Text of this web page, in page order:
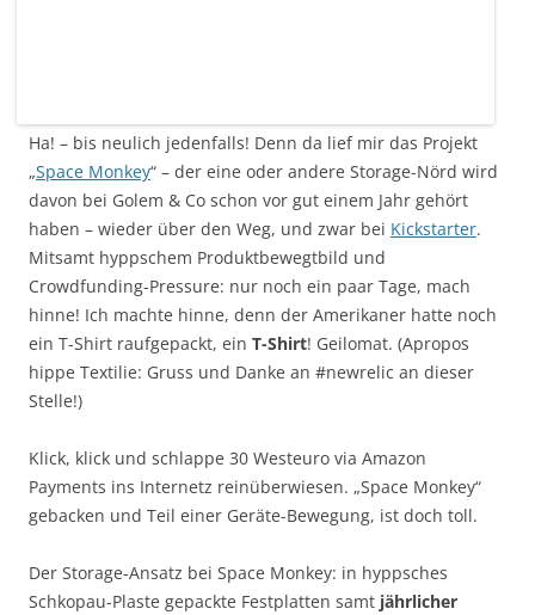
Ha! – bis neulich jedenfalls! Denn da lief mir das Projekt
„Space Monkey“ – der eine oder andere Storage-Nörd wird
davon bei Golem & Co schon vor gut einem Jahr gehört
haben – wieder über den Weg, und zwar bei Kickstarter.
Mitsamt hyppschem Produktbewegtbild und
Crowdfunding-Pressure: nur noch ein paar Tage, mach
hinne! Ich machte hinne, denn der Amerikaner hatte noch
ein T-Shirt raufgepackt, ein T-Shirt! Geilomat. (Apropos
hippe Textilie: Gruss und Danke an #newrelic an dieser
Stelle!)
Klick, klick und schlappe 30 Westeuro via Amazon
Payments ins Internetz reinüberwiesen. „Space Monkey“
gebacken und Teil einer Geräte-Bewegung, ist doch toll.
Der Storage-Ansatz bei Space Monkey: in hyppsches
Schkopau-Plaste gepackte Festplatten samt jährlicher